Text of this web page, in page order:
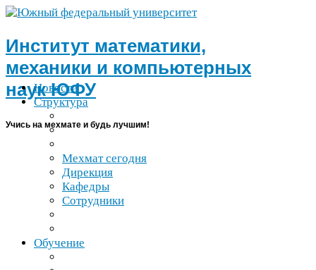
Институт математики,
механики и компьютерных
наукЮФУ
Учись на мехмате и будь лучшим!
Новости
Структура
Мехмат сегодня
Дирекция
Кафедры
Сотрудники
Обучение